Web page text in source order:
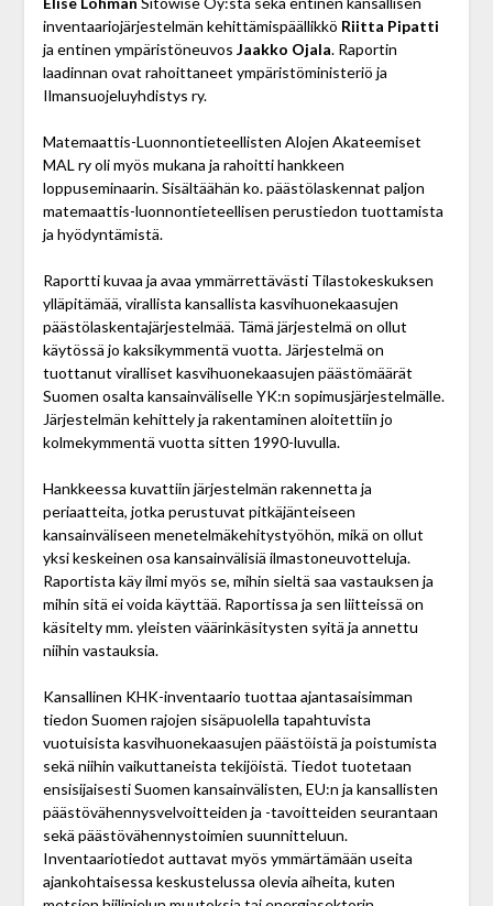
inventaariojärjestelmän kehittämis­päällikkö Riitta Pipatti
ja entinen ympäristöneuvos Jaakko ­Ojala. Raportin
laadinnan ovat rahoittaneet ympäristö­ministeriö ja
Ilmansuojeluyhdistys ry.
Matemaattis-Luonnontieteellisten Alojen Akateemiset
MAL ry oli myös mukana ja rahoitti hankkeen
loppuseminaarin. Sisältäähän ko. päästölaskennat paljon
matemaattis-luonnontieteellisen perustiedon tuottamista
ja hyödyntämistä.
Raportti kuvaa ja avaa ymmärrettävästi Tilasto­keskuksen
ylläpitämää, virallista kansallista kasvihuonekaasujen
päästölaskentajärjestelmää. Tämä järjestelmä on ollut
käytössä jo kaksikymmentä vuotta. Järjestelmä on
tuottanut viralliset kasvihuonekaasujen päästömäärät
Suomen osalta kansainväliselle YK:n sopimusjärjestelmälle.
Järjestelmän kehittely ja rakentaminen aloitettiin jo
kolmekymmentä vuotta sitten 1990-luvulla.
Hankkeessa kuvattiin järjestelmän rakennetta ja
periaatteita, jotka perustuvat pitkäjänteiseen
kansainväliseen menetelmäkehitystyöhön, mikä on ollut
yksi keskeinen osa kansainvälisiä ilmastoneuvotteluja.
Raportista käy ilmi myös se, mihin sieltä saa vastauksen ja
mihin sitä ei voida käyttää. Raportissa ja sen liitteissä on
käsitelty mm. yleisten väärinkäsitysten syitä ja annettu
niihin vastauksia.
Kansallinen KHK-inventaario tuottaa ajantasaisimman
tiedon Suomen rajojen sisäpuolella tapahtuvista
vuotuisista kasvihuonekaasujen päästöistä ja poistumista
sekä niihin vaikuttaneista tekijöistä. Tiedot tuotetaan
ensisijaisesti Suomen kansainvälisten, EU:n ja kansallisten
päästövähennysvelvoitteiden ja -tavoitteiden seurantaan
sekä päästövähennystoimien suunnitteluun.
Inventaariotiedot auttavat myös ymmärtämään useita
ajankohtaisessa keskustelussa olevia aiheita, kuten